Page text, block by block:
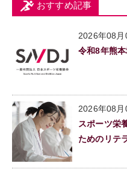
おすすめ記事
2026年08月
令和8年熊
2026年08月
スポーツ栄
ためのリテ